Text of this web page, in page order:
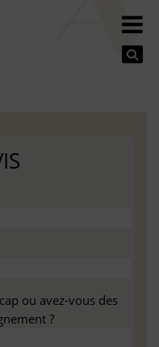
ou avez-vous des
?